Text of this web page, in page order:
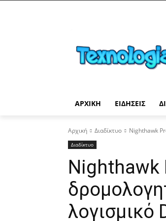
ΑΡΧΙΚΉ ΕΙΔΉΣΕΙΣ
Αρχική Διαδίκτυο Nighthawk
Διαδίκτυο
Nighthawk
λογισμικό